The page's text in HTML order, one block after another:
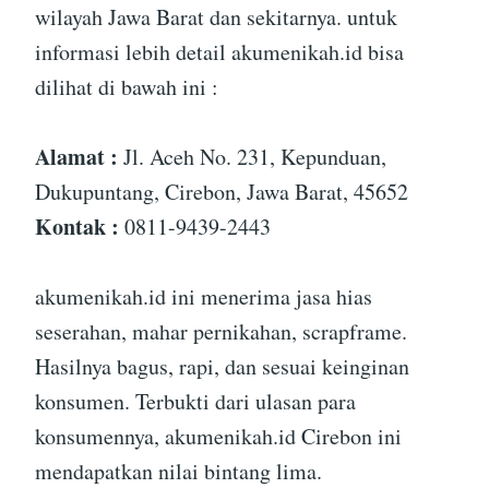
wilayah Jawa Barat dan sekitarnya. untuk
informasi lebih detail akumenikah.id bisa
dilihat di bawah ini :
Alamat : Jl. Aceh No. 231, Kepunduan,
Dukupuntang, Cirebon, Jawa Barat, 45652
Kontak : 0811-9439-2443
akumenikah.id ini menerima jasa hias
seserahan, mahar pernikahan, scrapframe.
Hasilnya bagus, rapi, dan sesuai keinginan
konsumen. Terbukti dari ulasan para
konsumennya, akumenikah.id Cirebon ini
mendapatkan nilai bintang lima.